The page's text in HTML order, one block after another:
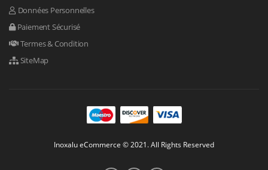
Données Personnelles
Paiement Sécurisé
Termes & Condition
SiteMap
Inoxalu eCommerce © 2021. All Rights Reserved